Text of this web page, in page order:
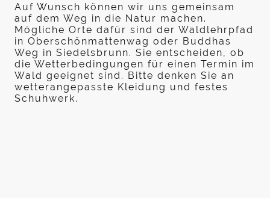
Auf Wunsch können wir uns gemeinsam
auf dem Weg in die Natur machen.
Mögliche Orte dafür sind der Waldlehrpfad
in Oberschönmattenwag oder Buddhas
Weg in Siedelsbrunn. Sie entscheiden,
ob
die Wetterbedingungen für einen Termin im
Wald geeignet sind. Bitte denken Sie an
wetterangepasste Kleidung und festes
Schuhwerk.